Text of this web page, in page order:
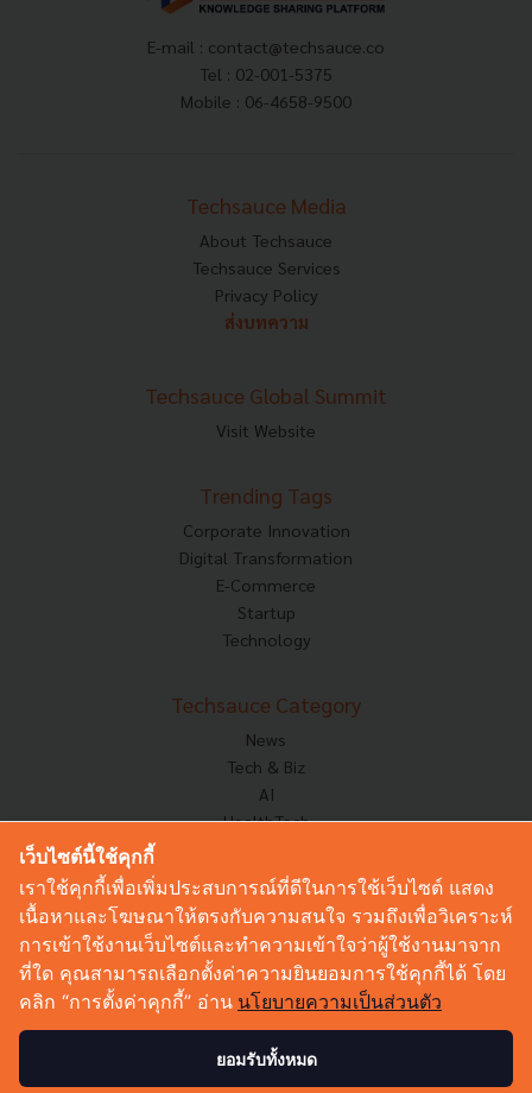
E-mail : contact@techsauce.co
Tel : 02-001-5375
Mobile : 06-4658-9500
Techsauce Media
About Techsauce
Techsauce Services
Privacy Policy
ส่งบทความ
Techsauce Global Summit
Visit Website
Trending Tags
Corporate Innovation
Digital Transformation
E-Commerce
Startup
Technology
Techsauce Category
News
Tech & Biz
AI
HealthTech
Corp Innov
Saucy Thoughts
Based On
Sustainable
Videos
Podcast
เว็บไซต์นี้ใช้คุกกี้
เราใช้คุกกี้เพื่อเพิ่มประสบการณ์ที่ดีในการใช้เว็บไซต์ แสดง
เนื้อหาและโฆษณาให้ตรงกับความสนใจ รวมถึงเพื่อวิเคราะห์
การเข้าใช้งานเว็บไซต์และทำความเข้าใจว่าผู้ใช้งานมาจาก
ที่ใด คุณสามารถเลือกตั้งค่าความยินยอมการใช้คุกกี้ได้ โดย
คลิก “การตั้งค่าคุกกี้” อ่าน นโยบายความเป็นส่วนตัว
ยอมรับทั้งหมด